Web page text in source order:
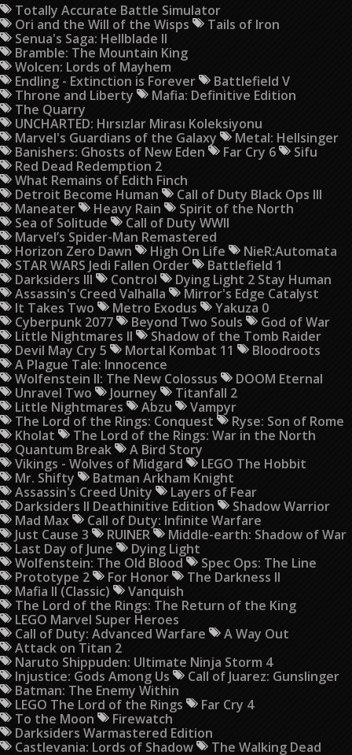
Totally Accurate Battle Simulator
Ori and the Will of the Wisps
Tails of Iron
Senua's Saga: Hellblade II
Bramble: The Mountain King
Wolcen: Lords of Mayhem
Endling - Extinction is Forever
Battlefield V
Throne and Liberty
Mafia: Definitive Edition
The Quarry
UNCHARTED: Hırsızlar Mirası Koleksiyonu
Marvel's Guardians of the Galaxy
Metal: Hellsinger
Banishers: Ghosts of New Eden
Far Cry 6
Sifu
Red Dead Redemption 2
What Remains of Edith Finch
Detroit Become Human
Call of Duty Black Ops III
Maneater
Heavy Rain
Spirit of the North
Sea of Solitude
Call of Duty WWII
Marvel’s Spider-Man Remastered
Horizon Zero Dawn
High On Life
NieR:Automata
STAR WARS Jedi Fallen Order
Battlefield 1
Darksiders III
Control
Dying Light 2 Stay Human
Assassin's Creed Valhalla
Mirror's Edge Catalyst
It Takes Two
Metro Exodus
Yakuza 0
Cyberpunk 2077
Beyond Two Souls
God of War
Little Nightmares II
Shadow of the Tomb Raider
Devil May Cry 5
Mortal Kombat 11
Bloodroots
A Plague Tale: Innocence
Wolfenstein II: The New Colossus
DOOM Eternal
Unravel Two
Journey
Titanfall 2
Little Nightmares
Abzu
Vampyr
The Lord of the Rings: Conquest
Ryse: Son of Rome
Kholat
The Lord of the Rings: War in the North
Quantum Break
A Bird Story
Vikings - Wolves of Midgard
LEGO The Hobbit
Mr. Shifty
Batman Arkham Knight
Assassin's Creed Unity
Layers of Fear
Darksiders II Deathinitive Edition
Shadow Warrior
Mad Max
Call of Duty: Infinite Warfare
Just Cause 3
RUINER
Middle-earth: Shadow of War
Last Day of June
Dying Light
Wolfenstein: The Old Blood
Spec Ops: The Line
Prototype 2
For Honor
The Darkness II
Mafia II (Classic)
Vanquish
The Lord of the Rings: The Return of the King
LEGO Marvel Super Heroes
Call of Duty: Advanced Warfare
A Way Out
Attack on Titan 2
Naruto Shippuden: Ultimate Ninja Storm 4
Injustice: Gods Among Us
Call of Juarez: Gunslinger
Batman: The Enemy Within
LEGO The Lord of the Rings
Far Cry 4
To the Moon
Firewatch
Darksiders Warmastered Edition
Castlevania: Lords of Shadow
The Walking Dead